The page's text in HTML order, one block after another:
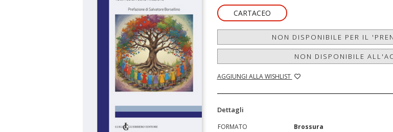
CARTACEO
NON DISPONIBILE PER IL
NON DISPONIBILE
AGGIUNGI ALLA WISHLIST
Dettagli
FORMATO
Brossura